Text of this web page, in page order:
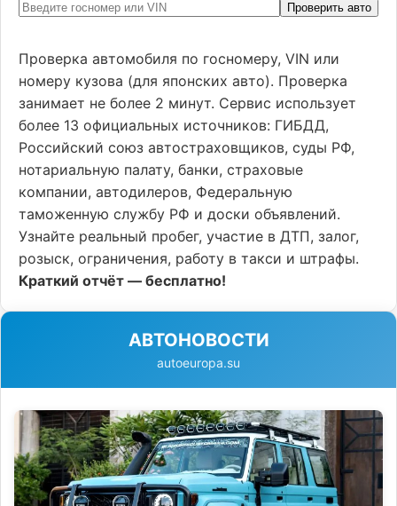
Проверить авто
Проверка автомобиля по госномеру, VIN или
номеру кузова (для японских авто). Проверка
занимает не более 2 минут. Сервис использует
более 13 официальных источников: ГИБДД,
Российский союз автостраховщиков, суды РФ,
нотариальную палату, банки, страховые
компании, автодилеров, Федеральную
таможенную службу РФ и доски объявлений.
Узнайте реальный пробег, участие в ДТП, залог,
розыск, ограничения, работу в такси и штрафы.
Краткий отчёт — бесплатно!
АВТОНОВОСТИ
autoeuropa.su